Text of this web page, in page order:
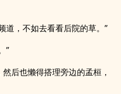
道，不如去看看后院的草。”
”
后也懒得搭理旁边的孟桓，